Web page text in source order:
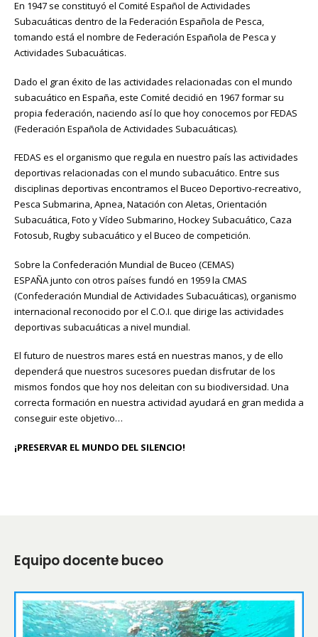
En 1947 se constituyó el Comité Español de Actividades
Subacuáticas dentro de la Federación Española de Pesca,
tomando está el nombre de Federación Española de Pesca y
Actividades Subacuáticas.
Dado el gran éxito de las actividades relacionadas con el mundo
subacuático en España, este Comité decidió en 1967 formar su
propia federación, naciendo así lo que hoy conocemos por FEDAS
(Federación Española de Actividades Subacuáticas).
FEDAS es el organismo que regula en nuestro país las actividades
deportivas relacionadas con el mundo subacuático. Entre sus
disciplinas deportivas encontramos el Buceo Deportivo-recreativo,
Pesca Submarina, Apnea, Natación con Aletas, Orientación
Subacuática, Foto y Vídeo Submarino, Hockey Subacuático, Caza
Fotosub, Rugby subacuático y el Buceo de competición.
Sobre la Confederación Mundial de Buceo (CEMAS)
ESPAÑA junto con otros países fundó en 1959 la CMAS
(Confederación Mundial de Actividades Subacuáticas), organismo
internacional reconocido por el C.O.I. que dirige las actividades
deportivas subacuáticas a nivel mundial.
El futuro de nuestros mares está en nuestras manos, y de ello
dependerá que nuestros sucesores puedan disfrutar de los
mismos fondos que hoy nos deleitan con su biodiversidad. Una
correcta formación en nuestra actividad ayudará en gran medida a
conseguir este objetivo…
¡PRESERVAR EL MUNDO DEL SILENCIO!
Equipo docente buceo